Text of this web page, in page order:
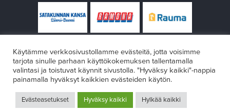
Design:VÄRIKÄS
Käytämme verkkosivustollamme evästeitä, jotta voisimme
tarjota sinulle parhaan käyttökokemuksen tallentamalla
valintasi ja toistuvat käynnit sivustolla. "Hyväksy kaikki"-nappia
painamalla hyväksyt kaikkien evästeiden käytön.
Evästeasetukset Hyväksy kaikki Hylkää kaikki